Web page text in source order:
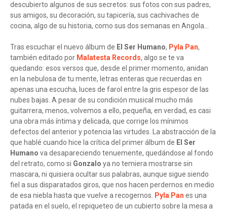
descubierto algunos de sus secretos: sus fotos con sus padres,
sus amigos, su decoración, su tapicería, sus cachivaches de
cocina, algo de su historia, como sus dos semanas en Angola...
Tras escuchar el nuevo álbum de El Ser Humano, Pyla Pan,
también editado por Malatesta Records, algo se te va
quedando: esos versos que, desde el primer momento, anidan
en la nebulosa de tu mente, letras enteras que recuerdas en
apenas una escucha, luces de farol entre la gris espesor de las
nubes bajas. A pesar de su condición musical mucho más
guitarrera, menos, volvemos a ello, pequeña, en verdad, es casi
una obra más íntima y delicada, que corrige los mínimos
defectos del anterior y potencia las virtudes. La abstracción de la
que hablé cuando hice la crítica del primer álbum de El Ser
Humano va desapareciendo tenuemente, quedándose al fondo
del retrato, como si Gonzalo ya no temiera mostrarse sin
mascara, ni quisiera ocultar sus palabras, aunque sigue siendo
fiel a sus disparatados giros, que nos hacen perdernos en medio
de esa niebla hasta que vuelve a recogernos. Pyla Pan es una
patada en el suelo, el repiqueteo de un cubierto sobre la mesa a